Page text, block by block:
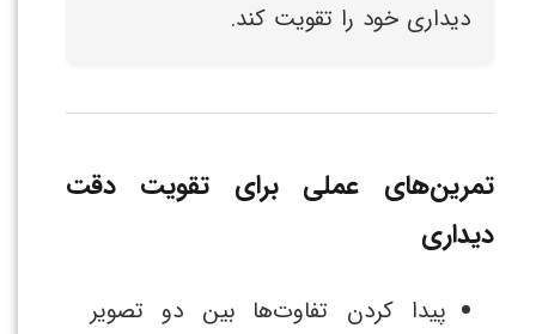
دیداری خود را تقویت کند.
تمرین‌های عملی برای تقویت دقت
دیداری
پیدا کردن تفاوت‌ها بین دو تصویر